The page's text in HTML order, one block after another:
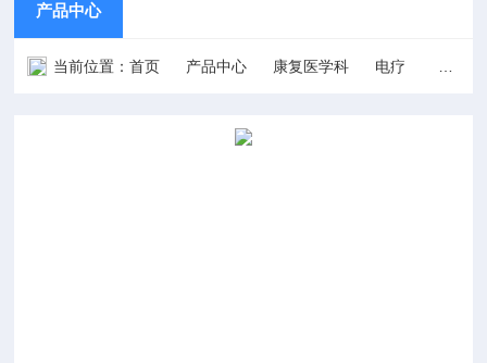
产品中心
当前位置：首页 产品中心 康复医学科 电疗